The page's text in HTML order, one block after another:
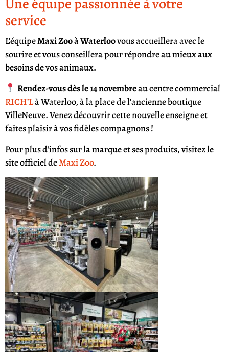
service
L’équipeMaxi Zoo à Waterloovous accueillera avec le
sourire et vous conseillera pour répondre au mieux aux
besoins de vos animaux.
Rendez-vous dès le 14 novembreau centre commercial
RICH’Là Waterloo, à la place de l’ancienne boutique
VilleNeuve. Venez découvrir cette nouvelle enseigne et
faites plaisir à vos fidèles compagnons !
Pour plus d’infos sur la marque et ses produits, visitez le
site officiel deMaxi Zoo.